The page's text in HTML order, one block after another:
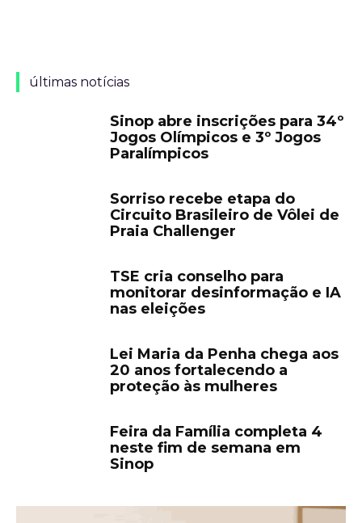
últimas notícias
Sinop abre inscrições para 34º
Jogos Olímpicos e 3º Jogos
Paralímpicos
Sorriso recebe etapa do
Circuito Brasileiro de Vôlei de
Praia Challenger
TSE cria conselho para
monitorar desinformação e IA
nas eleições
Lei Maria da Penha chega aos
20 anos fortalecendo a
proteção às mulheres
Feira da Família completa 4
neste fim de semana em
Sinop